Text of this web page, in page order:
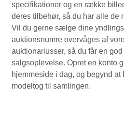
specifikationer og en række
deres tilbehør, så du har alle de
Vil du gerne sælge dine
auktionsnumre overvåges af
auktionariusser, så du får en
salgsoplevelse. Opret en konto
hjemmeside i dag, og begynd
modeltog til samlingen.